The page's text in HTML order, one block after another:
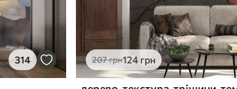
314 207грн124 грн